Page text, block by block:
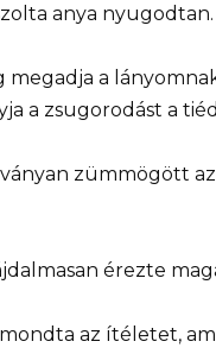
anya nyugodtan.
megadja a
a zsugorodást a
zümmögött
érezte
az ítéletet,